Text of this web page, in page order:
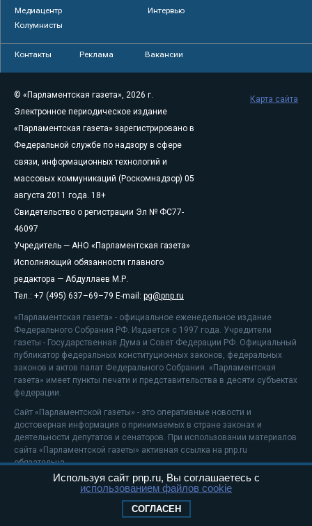
Медиацентр
Интервью
Колумнисты
Контакты Реклама Вакансии
© «Парламентская газета», 2026 г.
Электронное периодическое издание
«Парламентская газета» зарегистрировано в
Федеральной службе по надзору в сфере
связи, информационных технологий и
массовых коммуникаций (Роскомнадзор) 05
августа 2011 года. 18+
Свидетельство о регистрации Эл № ФС77-
46097
Учредитель — АНО «Парламентская газета»
Исполняющий обязанности главного
редактора — Абдуллаев М.Р.
Тел.: +7 (495) 637–69–79 E-mail: pg@pnp.ru
«Парламентская газета» - официальное еженедельное издание
Федерального Собрания РФ. Издается с 1997 года. Учредители
газеты - Государственная Дума и Совет Федерации РФ. Официальный
публикатор федеральных конституционных законов, федеральных
законов и актов палат Федерального Собрания. «Парламентская
газета» имеет пункты печати и представительства в десяти субъектах
федерации.
Сайт «Парламентской газеты» - это оперативные новости и
достоверная информация о принимаемых в стране законах и
деятельности депутатов и сенаторов. При использовании материалов
сайта «Парламентской газеты» активная ссылка на pnp.ru
обязательна.
На информационном ресурсе применяютсярекомендательные
Положение о защите персональных данных
Карта сайта
Используя сайт pnp.ru, Вы соглашаетесь с
использованием файлов cookie
СОГЛАСЕН